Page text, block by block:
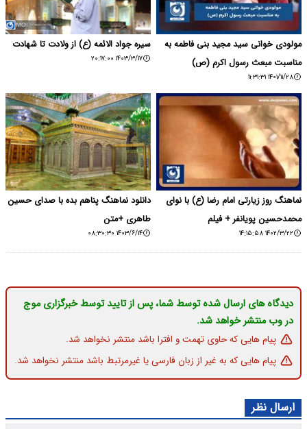
مولودی خوانی سید مجید بنی فاطمه به
مناسبت مبعث رسول اکرم (ص)
۱۴۰۱/۱۱/۲۸ ۱۱:۳۱:۳۱
سیره جواد الائمه (ع) از ولادت تا شهادت
۱۴۰۳/۳/۱۷ ۲۰:۱۷:۰۰
نماهنگ روز زیارتی امام رضا (ع) با نوای
محمدحسین پویانفر + فیلم
۱۴۰۲/۳/۲۲ ۱۴:۱۵:۵۸
دانلود نماهنگ پناهم بده با صدای حسین
طاهری +متن
۱۴۰۳/۶/۱۴ ۰۸:۳۰:۳۰
دیدگاه های ارسال شده توسط شما، پس از تایید توسط خبرگزاری موج
در وب منتشر خواهد شد.
پیام هایی که حاوی تهمت و افترا باشد منتشر نخواهد شد.
پیام هایی که به غیر از زبان فارسی یا غیرمرتبط باشد منتشر نخواهد شد.
ارسال نظر